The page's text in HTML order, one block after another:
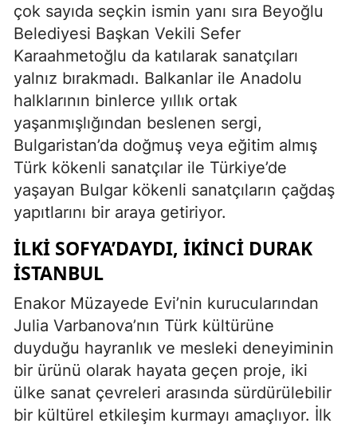
çok sayıda seçkin ismin yanı sıra Beyoğlu
Belediyesi Başkan Vekili Sefer
Karaahmetoğlu da katılarak sanatçıları
yalnız bırakmadı. Balkanlar ile Anadolu
halklarının binlerce yıllık ortak
yaşanmışlığından beslenen sergi,
Bulgaristan’da doğmuş veya eğitim almış
Türk kökenli sanatçılar ile Türkiye’de
yaşayan Bulgar kökenli sanatçıların çağdaş
yapıtlarını bir araya getiriyor.
İLKİ SOFYA’DAYDI, İKİNCİ DURAK
İSTANBUL
Enakor Müzayede Evi’nin kurucularından
Julia Varbanova’nın Türk kültürüne
duyduğu hayranlık ve mesleki deneyiminin
bir ürünü olarak hayata geçen proje, iki
ülke sanat çevreleri arasında sürdürülebilir
bir kültürel etkileşim kurmayı amaçlıyor. İlk